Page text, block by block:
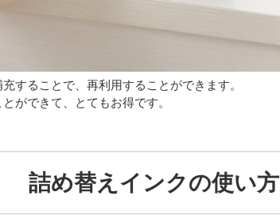
することで、再利用することができます。
ができて、とてもお得です。
詰め替えインクの使い方